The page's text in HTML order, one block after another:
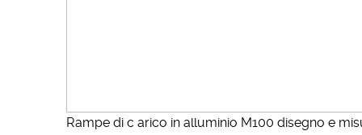
Rampe di c arico in alluminio M100 disegno e